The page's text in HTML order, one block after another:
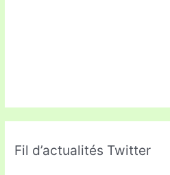
Fil d’actualités Twitter